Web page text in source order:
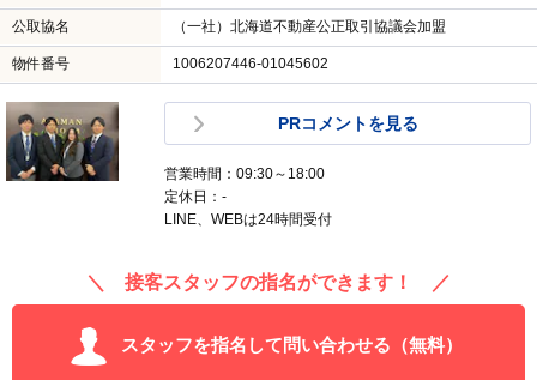
公取協名 （一社）北海道不動産公正取引協議会加盟
物件番号 1006207446-01045602
PRコメントを見る
営業時間：09:30～18:00
定休日：-
LINE、WEBは24時間受付
＼ 接客スタッフの指名ができます！ ／
スタッフを指名して問い合わせる（無料）